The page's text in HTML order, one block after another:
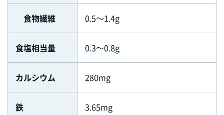
食物繊維 0.5～1.4g
食塩相当量 0.3～0.8g
カルシウム 280mg
鉄 3.65mg